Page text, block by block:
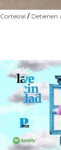
CortesíaI / Detienen